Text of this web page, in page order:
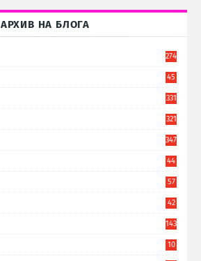
АРХИВ НА БЛОГА
274
45
331
321
347
44
57
42
143
10